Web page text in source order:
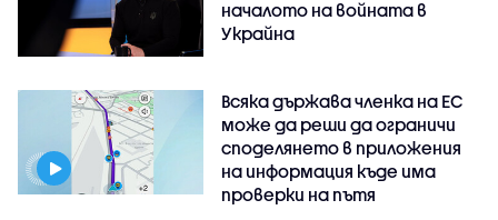
началото на войната в
Украйна
Всяка държава членка на ЕС
може да реши да ограничи
споделянето в приложения
на информация къде има
проверки на пътя